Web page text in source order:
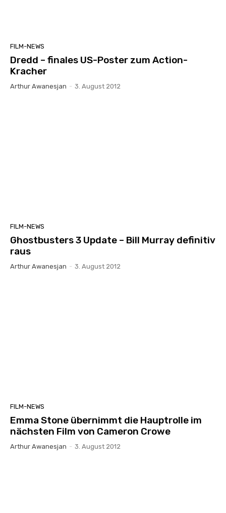
FILM-NEWS
Dredd – finales US-Poster zum Action-
Kracher
Arthur Awanesjan - 3. August 2012
FILM-NEWS
Ghostbusters 3 Update – Bill Murray definitiv
raus
Arthur Awanesjan - 3. August 2012
FILM-NEWS
Emma Stone übernimmt die Hauptrolle im
nächsten Film von Cameron Crowe
Arthur Awanesjan - 3. August 2012